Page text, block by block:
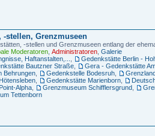
-stellen, Grenzmuseen
-stellen und Grenzmuseen entlang der
Moderatoren Administratoren Galerie
Haftanstalten,... Gedenkstätte Berlin -
Bautzner Straße
Gera - Gedenkstätte
Behrungen
Gedenkstelle Bodesruh
Gedenkstätte Marienborn
Alpha
Grenzmuseum Schifflersgrund
Tettenborn